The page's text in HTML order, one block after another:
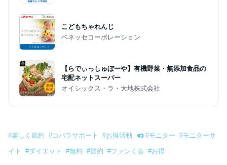
こどもちゃれんじ
ベネッセコーポレーション
【らでぃっしゅぼーや】有機野菜・無添加食品の
宅配ネットスーパー
オイシックス・ラ・大地株式会社
#楽しく節約 #コバラサポート #お得活動 #モニター #モニターサ
イト #ダイエット #無料 #節約 #ファンくる #お得